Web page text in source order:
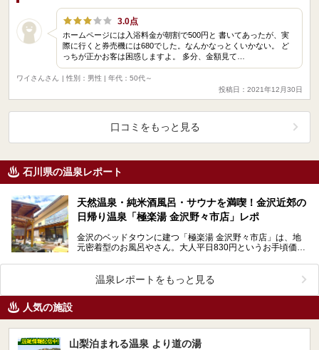
3.0点
ホームページには入浴料金が朝割で500円と 書いてあったが、実
際に行くと券売機には680でした。なんかなっとくいかない。 ど
っちが正かお客は困惑しますよ。 多分、金額見て…
ワイさんさん
| 性別：男性 | 年代：50代～
投稿日：2021年12月30日
口コミをもっと見る
石川県の温泉レポート
天然温泉・純米酒風呂・サウナを満喫！金沢近郊の
日帰り温泉「極楽湯 金沢野々市店」レポ
金沢のベッドタウンに建つ「極楽湯 金沢野々市店」は、地
元密着型のお風呂やさん。大人平日830円というお手頃価格
温泉レポートをもっと見る
人気の施設
山梨泊まれる温泉 より道の湯